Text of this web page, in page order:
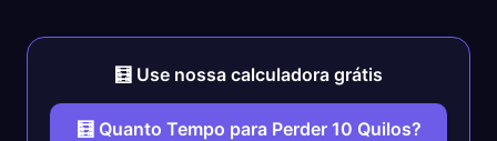
🧮 Use nossa calculadora grátis
🧮 Quanto Tempo para Perder 10 Quilos?